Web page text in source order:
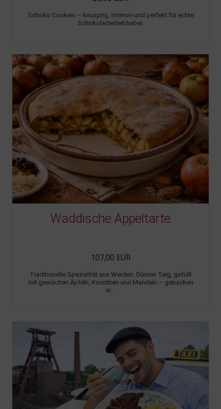
Schoko Cookies – knusprig, intensiv und perfekt für echte
Schokoladenliebhaber.
Waddische Appeltarte
107,00 EUR
Traditionelle Spezialität aus Werden: Dünner Teig, gefüllt
mit gewürzten Äpfeln, Korinthen und Mandeln – gebacken
in...